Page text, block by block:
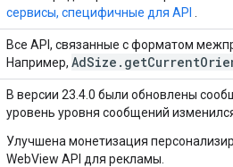
сервисы, специфичные для API
Все API, связанные с форматом
Например,
В версии 23.4.0 были обновлены
уровень уровня сообщений
Улучшена монетизация
WebView API для рекламы.